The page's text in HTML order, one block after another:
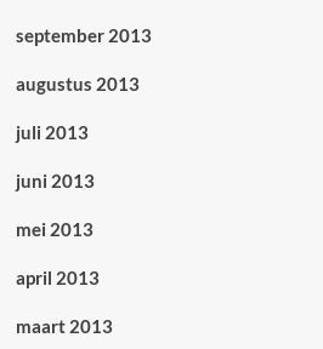
september 2013
augustus 2013
juli 2013
juni 2013
mei 2013
april 2013
maart 2013